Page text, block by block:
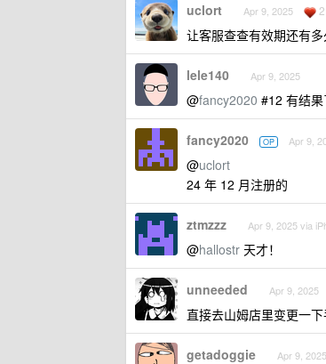
uclort Apr 9, 2025 2
让客服查查有效期还有
lele140 Apr 9, 2025
@fancy2020 #12 有结
fancy2020 OP Apr 9,
@uclort
24 年 12 月注册的
ztmzzz Apr 9, 2025 via
@hallostr 天才！
unneeded Apr 9, 2025
直接去山姆店里变更一
getadoggie Apr 9, 2025